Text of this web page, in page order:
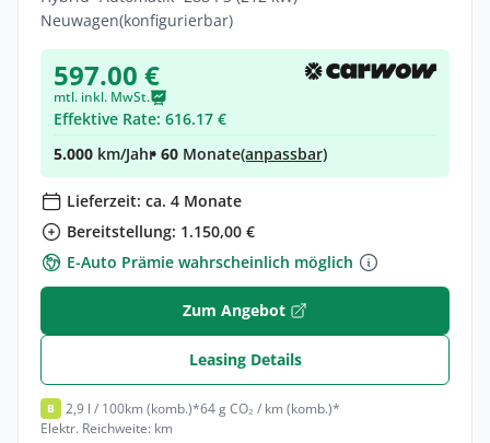
Neuwagen(konfigurierbar)
597.00 €
mtl. inkl. MwSt.
Effektive Rate: 616.17 €
5.000 km/Jahr• 60 Monate(anpassbar)
Lieferzeit: ca. 4 Monate
Bereitstellung: 1.150,00 €
E-Auto Prämie wahrscheinlich möglich
Zum Angebot
Leasing Details
B 2,9 l / 100km (komb.)*64 g CO₂ / km (komb.)*
Elektr. Reichweite: km